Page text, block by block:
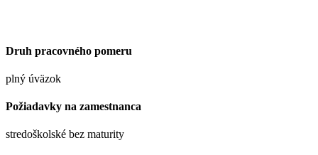
Druh pracovného pomeru
plný úväzok
Požiadavky na zamestnanca
stredoškolské bez maturity